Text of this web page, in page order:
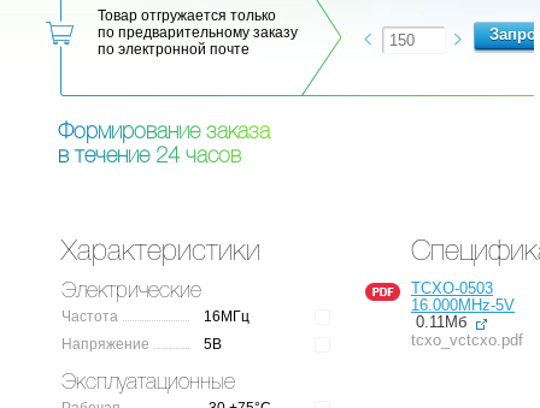
Товар отгружается только
по предварительному заказу
по электронной почте
Формирование заказа
в течение 24 часов
Характеристики
Электрические
Частота
16МГц
Напряжение
5В
Эксплуатационные
TCXO-0503
16.000MHz-5V
0.11Мб
tcxo_vctcxo.pdf